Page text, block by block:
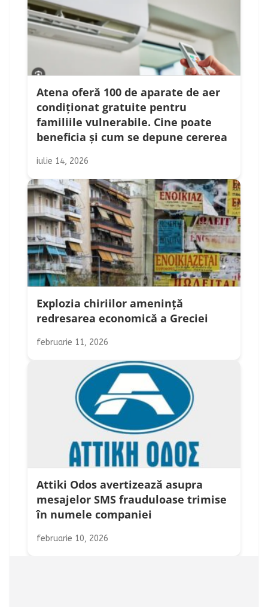
Atena oferă 100 de aparate de aer
condiționat gratuite pentru
familiile vulnerabile. Cine poate
beneficia și cum se depune cererea
iulie 14, 2026
Explozia chiriilor amenință
redresarea economică a Greciei
februarie 11, 2026
Attiki Odos avertizează asupra
mesajelor SMS frauduloase trimise
în numele companiei
februarie 10, 2026